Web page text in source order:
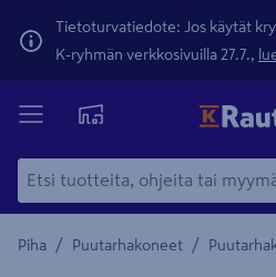
Tietoturvatiedote: Jos käytät
K-ryhmän verkkosivuilla 27.7.,
Piha / Puutarhakoneet /